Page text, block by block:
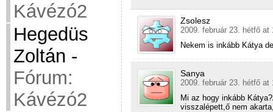
Kávézó2
Hegedüs
Zoltán -
Fórum:
Kávézó2
Zsolesz
2009. február 23. hétfő at
Nekem is inkább Kátya
Sanya
2009. február 23. hétfő at
Mi az hogy inkább
visszalépett,ő nem